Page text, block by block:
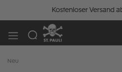
Kostenloser Versand
Neu